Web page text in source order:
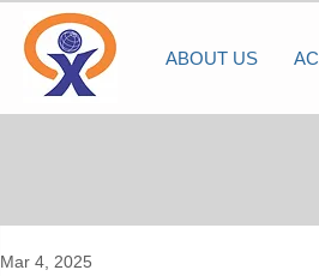
ABOUT US
Mar 4, 2025